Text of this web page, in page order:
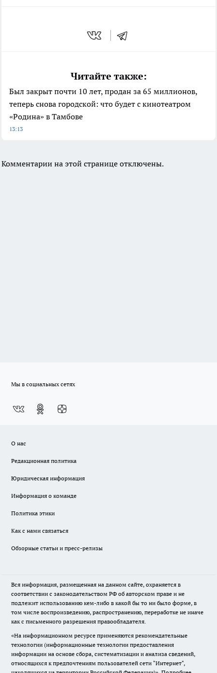
Читайте также:
Был закрыт почти 10 лет, продан за 65 миллионов,
теперь снова городской: что будет с кинотеатром
«Родина» в Тамбове
13:13
Комментарии на этой странице отключены.
Мы в социальных сетях
О нас
Редакционная политика
Юридическая информация
Информация о команде
Политика этики
Как с нами связаться
Обзорные статьи и пресс-релизы
Вся информация, размещенная на данном сайте, охраняется в
соответствии с законодательством РФ об авторском праве и не
подлежит использованию кем-либо в какой бы то ни было форме, в
том числе воспроизведению, распространению, переработке не иначе
как с письменного разрешения правообладателя.
«На информационном ресурсе применяются рекомендательные
технологии (информационные технологии предоставления
информации на основе сбора, систематизации и анализа сведений,
относящихся к предпочтениям пользователей сети "Интернет",